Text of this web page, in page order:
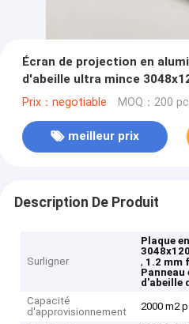
Écran de projection en
d'abeille ultra mince
Prix：negotiable MOQ：200
meilleur prix
Description De Produit
Surligner
Plaque
, 1.2 mm
Panneau
d'abeille
Capacité
d'approvisionnement
2000 m2